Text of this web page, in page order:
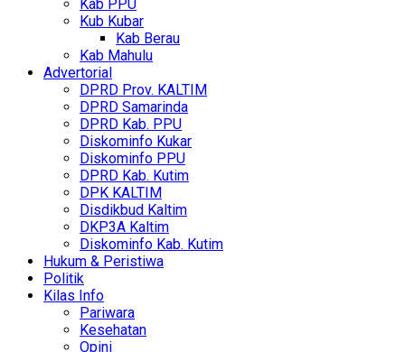
Kab PPU
Kub Kubar
Kab Berau
Kab Mahulu
Advertorial
DPRD Prov. KALTIM
DPRD Samarinda
DPRD Kab. PPU
Diskominfo Kukar
Diskominfo PPU
DPRD Kab. Kutim
DPK KALTIM
Disdikbud Kaltim
DKP3A Kaltim
Diskominfo Kab. Kutim
Hukum & Peristiwa
Politik
Kilas Info
Pariwara
Kesehatan
Opini